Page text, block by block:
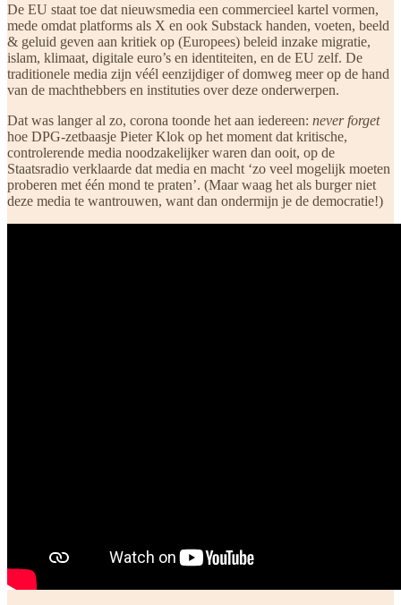
De EU staat toe dat nieuwsmedia een commercieel kartel vormen,
mede omdat platforms als X en ook Substack handen, voeten, beeld
& geluid geven aan kritiek op (Europees) beleid inzake migratie,
islam, klimaat, digitale euro’s en identiteiten, en de EU zelf. De
traditionele media zijn véél eenzijdiger of domweg meer op de hand
van de machthebbers en instituties over deze onderwerpen.
Dat was langer al zo, corona toonde het aan iedereen: never forget
hoe DPG-zetbaasje Pieter Klok op het moment dat kritische,
controlerende media noodzakelijker waren dan ooit, op de
Staatsradio verklaarde dat media en macht ‘zo veel mogelijk moeten
proberen met één mond te praten’. (Maar waag het als burger niet
deze media te wantrouwen, want dan ondermijn je de democratie!)